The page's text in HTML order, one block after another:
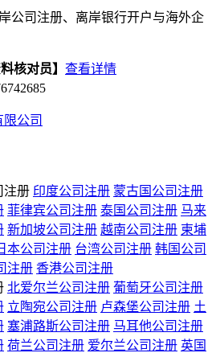
公司注册、离岸银行开户与海外企
核对员】 查看详情
注册 印度公司注册 蒙古国公司注册
菲律宾公司注册 泰国公司注册 马来
新加坡公司注册 越南公司注册 柬埔
本公司注册 台湾公司注册 韩国公司
注册 香港公司注册
北爱尔兰公司注册 葡萄牙公司注册
立陶宛公司注册 卢森堡公司注册 土
塞浦路斯公司注册 马耳他公司注册
荷兰公司注册 爱尔兰公司注册 英国